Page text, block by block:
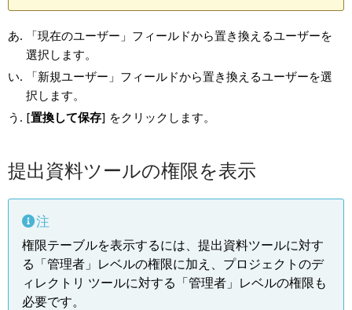
「現在のユーザー」フィールドから置き換えるユーザーを
選択します。
「新規ユーザー」フィールドから置き換えるユーザーを選
択します。
[置換して保存] をクリックします。
提出資料ツールの権限を表示
注
権限テーブルを表示するには、提出資料ツールに対す
る「管理者」レベルの権限に加え、プロジェクトのデ
ィレクトリ ツールに対する「管理者」レベルの権限も
必要です。